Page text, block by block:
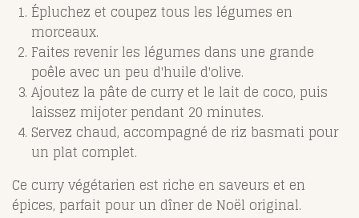
Épluchez et coupez tous les légumes en
morceaux.
Faites revenir les légumes dans une grande
poêle avec un peu d'huile d'olive.
Ajoutez la pâte de curry et le lait de coco, puis
laissez mijoter pendant 20 minutes.
Servez chaud, accompagné de riz basmati pour
un plat complet.
Ce curry végétarien est riche en saveurs et en
épices, parfait pour un dîner de Noël original.